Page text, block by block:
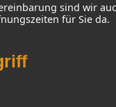
sind wir
für Sie da.